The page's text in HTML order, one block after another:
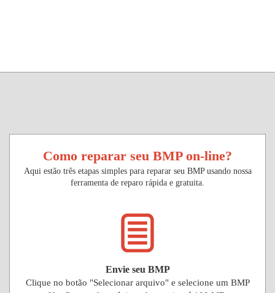
Como reparar seu BMP on-line?
Aqui estão três etapas simples para reparar seu BMP usando nossa
ferramenta de reparo rápida e gratuita.
Envie seu BMP
Clique no botão "Selecionar arquivo" e selecione um BMP